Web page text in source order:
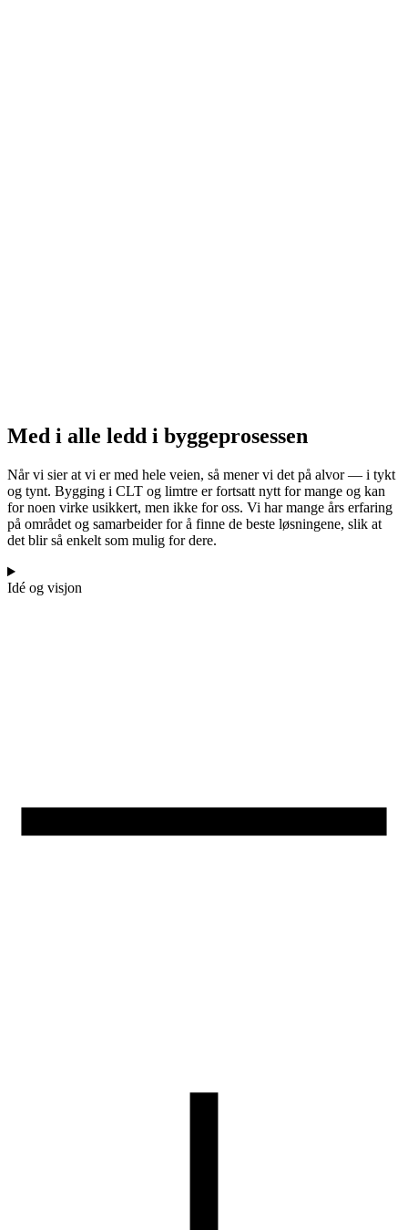
Med i alle ledd i byggeprosessen
Når vi sier at vi er med hele veien, så mener vi det på alvor — i tykt
og tynt. Bygging i CLT og limtre er fortsatt nytt for mange og kan
for noen virke usikkert, men ikke for oss. Vi har mange års erfaring
på området og samarbeider for å finne de beste løsningene, slik at
det blir så enkelt som mulig for dere.
Idé og visjon